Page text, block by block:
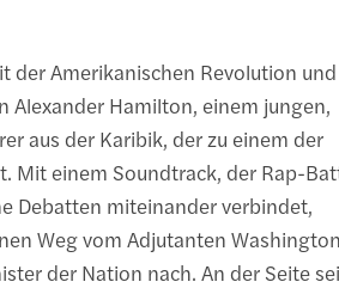
der Amerikanischen Revolution und
Alexander Hamilton, einem jungen,
aus der Karibik, der zu einem der
Mit einem Soundtrack, der Rap-
Debatten miteinander verbindet,
Weg vom Adjutanten
der Nation nach. An der Seite